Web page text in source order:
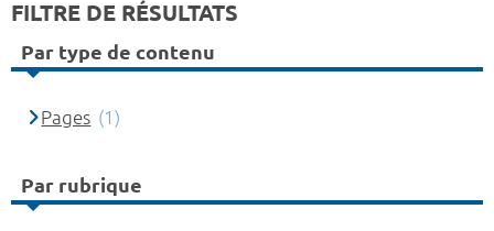
FILTRE DE RÉSULTATS
Par type de contenu
Pages (1)
Par rubrique